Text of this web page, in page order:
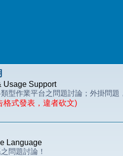
Usage Support
型作業平台之問題討論；外掛問題
格式發表，違者砍文)
Language
問題討論！